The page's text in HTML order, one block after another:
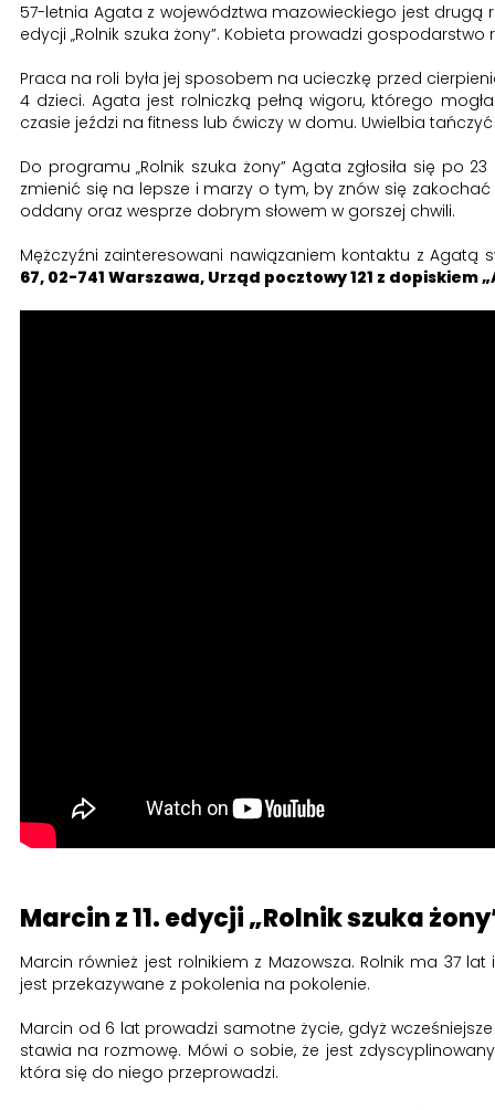
57-letnia Agata z województwa mazowieckiego jest drugą
edycji „Rolnik szuka żony”. Kobieta prowadzi
Praca na roli była jej sposobem na ucieczkę przed
4 dzieci. Agata jest rolniczką pełną wigoru, którego
czasie jeździ na fitness lub ćwiczy w domu. Uwielbia
Do programu „Rolnik szuka żony” Agata zgłosiła się po
zmienić się na lepsze i marzy o tym, by znów się
oddany oraz wesprze dobrym słowem w gorszej chwili.
Mężczyźni zainteresowani nawiązaniem kontaktu z
67, 02-741 Warszawa, Urząd pocztowy 121 z dopiskiem
Marcin z 11. edycji „Rolnik szuka
Marcin również jest rolnikiem z Mazowsza. Rolnik ma 37
jest przekazywane z pokolenia na pokolenie.
Marcin od 6 lat prowadzi samotne życie, gdyż
stawia na rozmowę. Mówi o sobie, że jest
która się do niego przeprowadzi.